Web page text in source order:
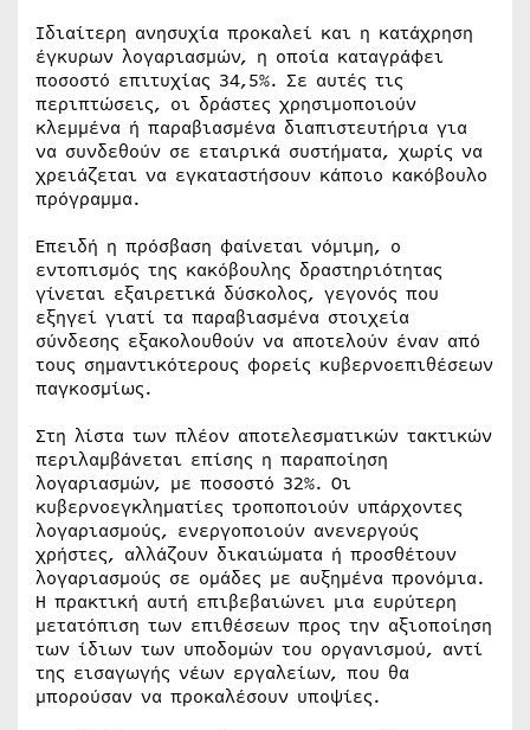
Ιδιαίτερη ανησυχία προκαλεί και η κατάχρηση
έγκυρων λογαριασμών, η οποία καταγράφει
ποσοστό επιτυχίας 34,5%. Σε αυτές τις
περιπτώσεις, οι δράστες χρησιμοποιούν
κλεμμένα ή παραβιασμένα διαπιστευτήρια για
να συνδεθούν σε εταιρικά συστήματα, χωρίς να
χρειάζεται να εγκαταστήσουν κάποιο κακόβουλο
πρόγραμμα.
Επειδή η πρόσβαση φαίνεται νόμιμη, ο
εντοπισμός της κακόβουλης δραστηριότητας
γίνεται εξαιρετικά δύσκολος, γεγονός που
εξηγεί γιατί τα παραβιασμένα στοιχεία
σύνδεσης εξακολουθούν να αποτελούν έναν από
τους σημαντικότερους φορείς κυβερνοεπιθέσεων
παγκοσμίως.
Στη λίστα των πλέον αποτελεσματικών τακτικών
περιλαμβάνεται επίσης η παραποίηση
λογαριασμών, με ποσοστό 32%. Οι
κυβερνοεγκληματίες τροποποιούν υπάρχοντες
λογαριασμούς, ενεργοποιούν ανενεργούς
χρήστες, αλλάζουν δικαιώματα ή προσθέτουν
λογαριασμούς σε ομάδες με αυξημένα προνόμια.
Η πρακτική αυτή επιβεβαιώνει μια ευρύτερη
μετατόπιση των επιθέσεων προς την αξιοποίηση
των ίδιων των υποδομών του οργανισμού, αντί
της εισαγωγής νέων εργαλείων, που θα
μπορούσαν να προκαλέσουν υποψίες.